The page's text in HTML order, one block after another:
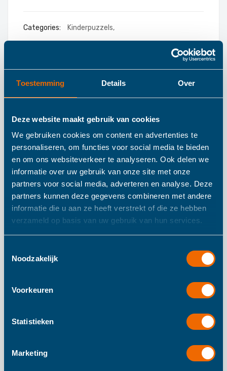
Toestemming Details Over
Deze website maakt gebruik van cookies
We gebruiken cookies om content en advertenties te
personaliseren, om functies voor social media te bieden
en om ons websiteverkeer te analyseren. Ook delen we
informatie over uw gebruik van onze site met onze
partners voor social media, adverteren en analyse. Deze
partners kunnen deze gegevens combineren met andere
informatie die u aan ze heeft verstrekt of die ze hebben
verzameld op basis van uw gebruik van hun services.
Noodzakelijk
Voorkeuren
Statistieken
Marketing
Categories: Kinderpuzzels,
Haba Inlegpuzzel
Dolle Trekkerrit
Boer Ben heeft zijn trekker nog maar net gestart of
varken Samu, poes Kelly en kip Helena springen er al vrolijk
op voor een dolle rit! Maar voor ze echt kunnen vertrekken,
informatie
Haba